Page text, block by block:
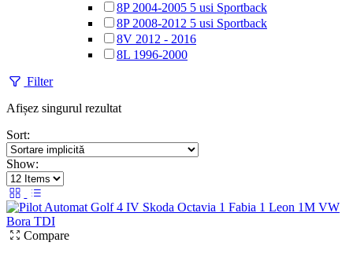
8P 2004-2005 5 usi Sportback
8P 2008-2012 5 usi Sportback
8V 2012 - 2016
8L 1996-2000
Filter
Afișez singurul rezultat
Sort:
Show:
Compare